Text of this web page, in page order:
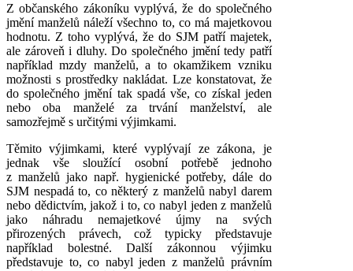
Z občanského zákoníku vyplývá, že do společného
jmění manželů náleží všechno to, co má majetkovou
hodnotu. Z toho vyplývá, že do SJM patří majetek,
ale zároveň i dluhy. Do společného jmění tedy patří
například mzdy manželů, a to okamžikem vzniku
možnosti s prostředky nakládat. Lze konstatovat, že
do společného jmění tak spadá vše, co získal jeden
nebo oba manželé za trvání manželství, ale
samozřejmě s určitými výjimkami.
Těmito výjimkami, které vyplývají ze zákona, je
jednak vše sloužící osobní potřebě jednoho
z manželů jako např. hygienické potřeby, dále do
SJM nespadá to, co některý z manželů nabyl darem
nebo dědictvím, jakož i to, co nabyl jeden z manželů
jako náhradu nemajetkové újmy na svých
přirozených právech, což typicky představuje
například bolestné. Další zákonnou výjimku
představuje to, co nabyl jeden z manželů právním